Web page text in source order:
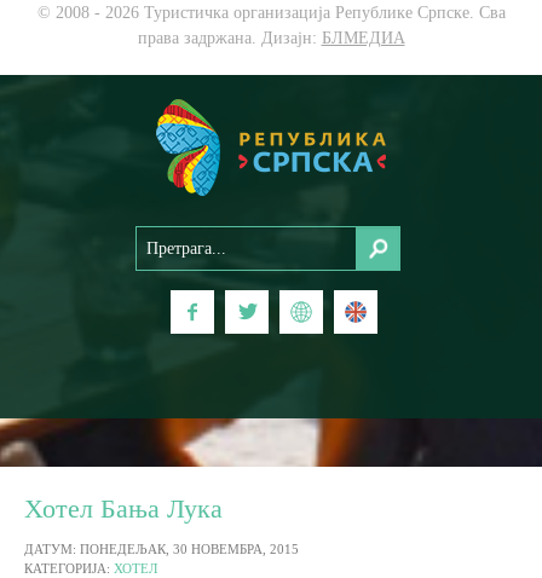
© 2008 - 2026 Туристичка организација Републике Српске. Сва
права задржана. Дизајн: БЛМЕДИА
Хотел Бања Лука
ДАТУМ: ПОНЕДЕЉАК, 30 НОВЕМБРА, 2015
КАТЕГОРИЈА: ХОТЕЛ